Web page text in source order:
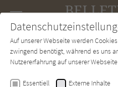
SUCHE Forum
Suchen nach:
Auf unserer Webseite werden
zwingend benötigt, während es uns
Nutzererfahrung auf unserer
Essentiell Externe Inhalte